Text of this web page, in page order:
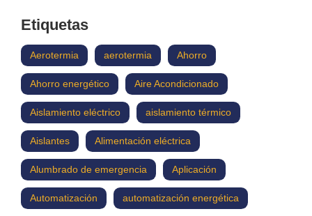
Etiquetas
Aerotermia aerotermia Ahorro
Ahorro energético Aire Acondicionado
Aislamiento eléctrico aislamiento térmico
Aislantes Alimentación eléctrica
Alumbrado de emergencia Aplicación
Automatización automatización energética